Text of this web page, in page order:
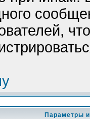
Параметры